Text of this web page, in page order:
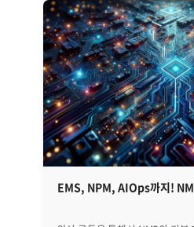
EMS, NPM, AIOps까지!